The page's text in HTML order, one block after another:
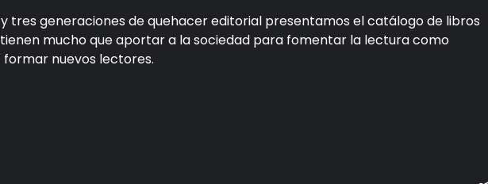
y tres generaciones de quehacer editorial presentamos el catálogo de libros
tienen mucho que aportar a la sociedad para fomentar la lectura como
nuevos lectores.